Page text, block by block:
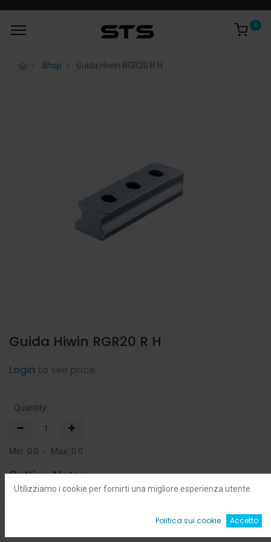
0
Shop Guida Hiwin RGR20 R H
Guida Hiwin RGR20 R H
Login to see price
Quantity:
Min: 0.0 - Max: 0.0
Cutting Notes:
il prodotto è venduto a 'mm'
Add to Cart
Utilizziamo i cookie per fornirti una migliore esperienza utente.
Politica sui cookie Accetto